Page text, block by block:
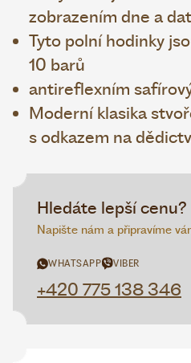
zobrazením dne a
Tyto polní hodinky
10 barů
antireflexním
Moderní klasika
s odkazem na
Hledáte lepší cenu?
Napište nám a připravíme
WHATSAPP VIBER
+420 775 138 346